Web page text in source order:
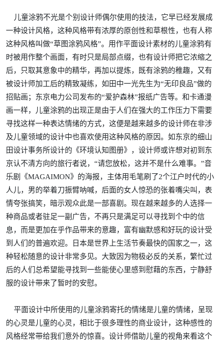
儿童涂鸦不光是个别设计师偶尔使用的技法，它早已经发展成
一种设计风格，这种风格带有浓厚的原创性和草根性，也有人称
这种风格叫做“草图涂鸦风格”。用作平面设计素材的儿童涂鸦有
时被用作整个画面，有时只是局部点缀，也有设计师把它浓缩之
后，只取其意象中的精华，再加以提炼，既有涂鸦的稚趣，又有
被设计师加工后的精致凝练，如田中一光先生为“无印良品”做的
招贴画；东京电力公司发布的“爱护森林”报纸广告等。和卡通漫
画一样，儿童涂鸦的出现正是由于人们在强大的工作压力下需要
寻找这样一种表达情绪的方式，这便是越来越多的设计师在非涉
及儿童领域的设计中也喜欢使用这种风格的原因。如东京的细山
田设计事务所设计的《环境认知图册》，设计师或许想对初到东
京认不清方向的旅行者说，“请您放松，这并不是什么难事。”音
乐剧《MAGAIMON》的海报，主体用毛笔刷了2个江户时代的小
人儿，男的举着刀振臂呐喊，后面的女人惊恐的张着嘴尖叫，表
情夸张搞笑，暗示观众此是一部喜剧。现在越来越多的人选择一
种商品或者驻足一副广告，不再只是满足可以寻找到个中的信
息，而是更加在乎作品带来的意趣，富有幽默感和好玩的设计受
到人们的普遍欢迎。日本是世界上生活节奏最快的国家之一，这
种轻松随意的设计非常多见。大致因为物极必反的关系，繁忙过
后的人们总希望能寻找到一些能使心里感到慰藉的东西，宁静舒
服的设计带来了暂时的安慰。
平面设计中所使用的儿童涂鸦寄托的情绪是儿童的情绪，呈现
的心灵是儿童的心灵，相比于很多理性的商业设计，这种感性的
风格经常带给我们意外的惊喜。设计师借助儿童的视角来看这个